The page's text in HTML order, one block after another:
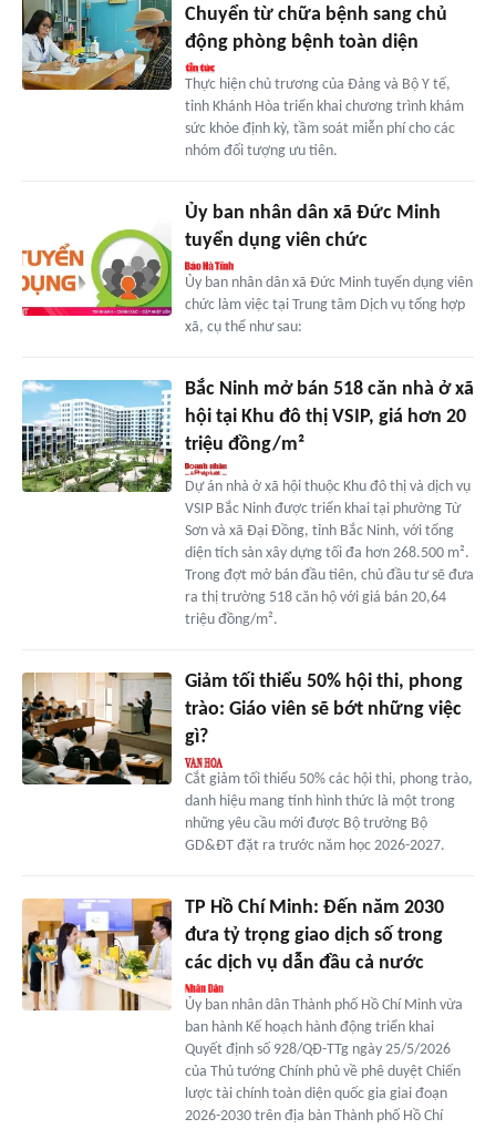
Chuyển từ chữa bệnh sang chủ
động phòng bệnh toàn diện
Thực hiện chủ trương của Đảng và Bộ Y tế,
tỉnh Khánh Hòa triển khai chương trình khám
sức khỏe định kỳ, tầm soát miễn phí cho các
nhóm đối tượng ưu tiên.
Ủy ban nhân dân xã Đức Minh
tuyển dụng viên chức
Ủy ban nhân dân xã Đức Minh tuyển dụng viên
chức làm việc tại Trung tâm Dịch vụ tổng hợp
xã, cụ thể như sau:
Bắc Ninh mở bán 518 căn nhà ở xã
hội tại Khu đô thị VSIP, giá hơn 20
triệu đồng/m²
Dự án nhà ở xã hội thuộc Khu đô thị và dịch vụ
VSIP Bắc Ninh được triển khai tại phường Từ
Sơn và xã Đại Đồng, tỉnh Bắc Ninh, với tổng
diện tích sàn xây dựng tối đa hơn 268.500 m².
Trong đợt mở bán đầu tiên, chủ đầu tư sẽ đưa
ra thị trường 518 căn hộ với giá bán 20,64
triệu đồng/m².
Giảm tối thiểu 50% hội thi, phong
trào: Giáo viên sẽ bớt những việc
gì?
Cắt giảm tối thiểu 50% các hội thi, phong trào,
danh hiệu mang tính hình thức là một trong
những yêu cầu mới được Bộ trưởng Bộ
GD&ĐT đặt ra trước năm học 2026-2027.
TP Hồ Chí Minh: Đến năm 2030
đưa tỷ trọng giao dịch số trong
các dịch vụ dẫn đầu cả nước
Ủy ban nhân dân Thành phố Hồ Chí Minh vừa
ban hành Kế hoạch hành động triển khai
Quyết định số 928/QĐ-TTg ngày 25/5/2026
của Thủ tướng Chính phủ về phê duyệt Chiến
lược tài chính toàn diện quốc gia giai đoạn
2026-2030 trên địa bàn Thành phố Hồ Chí